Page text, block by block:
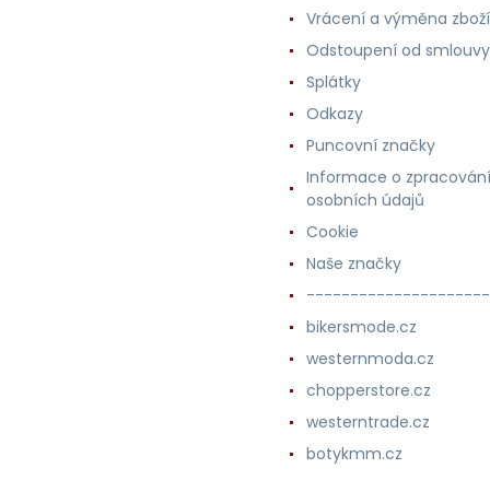
Vrácení a výměna zboží
Odstoupení od smlouvy
Splátky
Odkazy
Puncovní značky
Informace o zpracování
osobních údajů
Cookie
Naše značky
bikersmode.cz
westernmoda.cz
chopperstore.cz
westerntrade.cz
botykmm.cz